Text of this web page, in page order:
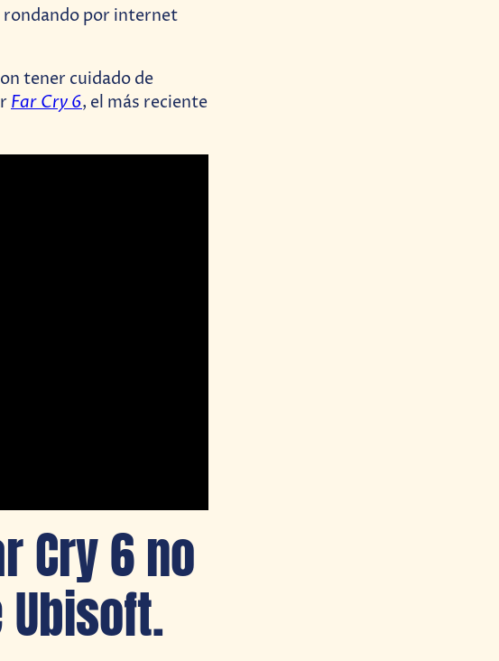
tener cuidado de
Far Cry 6, el más reciente
Cry 6 no